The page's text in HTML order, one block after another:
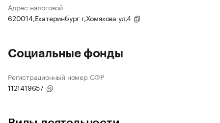
Адрес налоговой
620014,Екатеринбург г,Хомякова ул,4
Социальные фонды
Регистрационный номер СФР
1121419657